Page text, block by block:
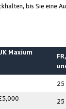
bis Sie
Maxium
25
25